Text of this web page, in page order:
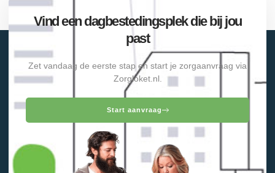
Vind een dagbestedingsplek die bij jou
past
Zet vandaag de eerste stap en start je zorgaanvraag via
Zorgloket.nl.
Start aanvraag